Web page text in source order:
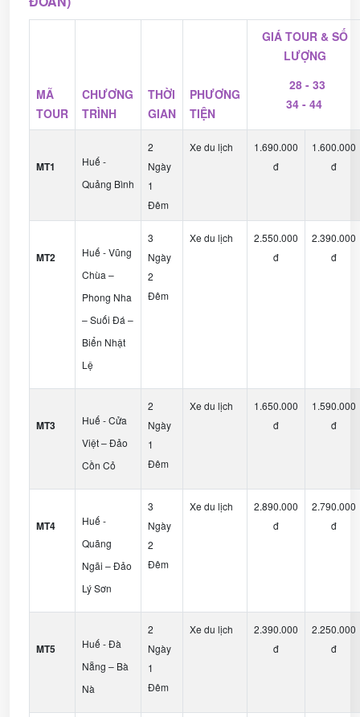
MÃ
TOUR
CHƯƠNG
TRÌNH
THỜI
GIAN
PHƯƠNG
TIỆN
GIÁ TOUR & SỐ
LƯỢNG
28 - 33
34 - 44
MT1
Huế -
Quảng Bình
2
Ngày
1
Đêm
Xe du lịch
1.690.000
đ
1.600.000
đ
MT2
Huế - Vũng
Chùa –
Phong Nha
– Suối Đá –
Biển Nhật
Lệ
3
Ngày
2
Đêm
Xe du lịch
2.550.000
đ
2.390.000
đ
MT3
Huế - Cửa
Việt – Đảo
Cồn Cỏ
2
Ngày
1
Đêm
Xe du lịch
1.650.000
đ
1.590.000
đ
MT4
Huế -
Quãng
Ngãi – Đảo
Lý Sơn
3
Ngày
2
Đêm
Xe du lịch
2.890.000
đ
2.790.000
đ
MT5
Huế - Đà
Nẵng – Bà
Nà
2
Ngày
1
Đêm
Xe du lịch
2.390.000
đ
2.250.000
đ